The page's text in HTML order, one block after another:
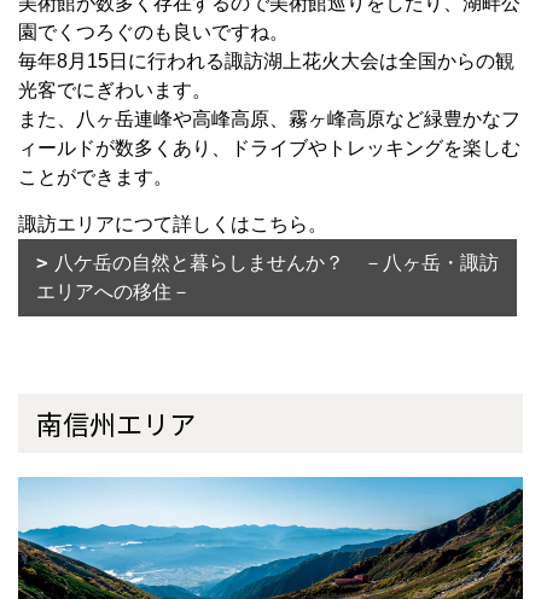
園でくつろぐのも良いですね。
毎年8月15日に行われる諏訪湖上花火大会は全国からの観
光客でにぎわいます。
また、八ヶ岳連峰や高峰高原、霧ヶ峰高原など緑豊かなフ
ィールドが数多くあり、ドライブやトレッキングを楽しむ
ことができます。
諏訪エリアにつて詳しくはこちら。
八ケ岳の自然と暮らしませんか？ －八ヶ岳・諏訪
エリアへの移住－
南信州エリア